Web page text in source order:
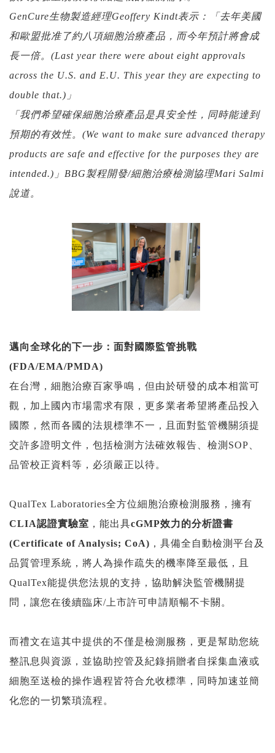
GenCure生物製造經理Geoffery Kindt表示：
「去年美國
和歐盟批准了約八項細胞治療產品，而今年預計將會成
長一倍。 (Last year there were about eight approvals
across the U.S. and E.U. This year they are expecting to
double that.) 」
「我們希望確保細胞治療產品是具安全性，同時能達到
預期的有效性。 (We want to make sure advanced therapy
products are safe and effective for the purposes they are
intended.) 」 BBG製程開發/細胞治療檢測協理Mari Salmi
說道。
邁向全球化的下一步 ： 面對國際監管挑戰
(FDA/EMA/PMDA)
在台灣，細胞治療百家爭鳴，但由於研發的成本相當可
觀，加上國內市場需求有限，更多業者希望將產品投入
國際，然而各國的法規標準不一，且面對監管機關須提
交許多證明文件，包括檢測方法確效報告、檢測 SOP
品管校正資料等，必須嚴正以待。
QualTex Laboratories全方位細胞治療檢測服務，擁有
CLIA認證實驗室 ，能出具cGMP效力的分析證書
(Certificate of Analysis; CoA) ，具備全自動檢測平台及
品質管理系統，將人為操作疏失的機率降至最低，且
QualTex能提供您法規的支持，協助解決監管機關提
問，讓您在後續臨床/ 上市許可申請順暢不卡關。
而禮文在這其中提供的不僅是檢測服務，更是幫助您統
整訊息與資源，並協助控管及紀錄捐贈者自採集血液或
細胞至送檢的操作過程皆符合允收標準，同時加速並簡
化您的一切繁瑣流程。